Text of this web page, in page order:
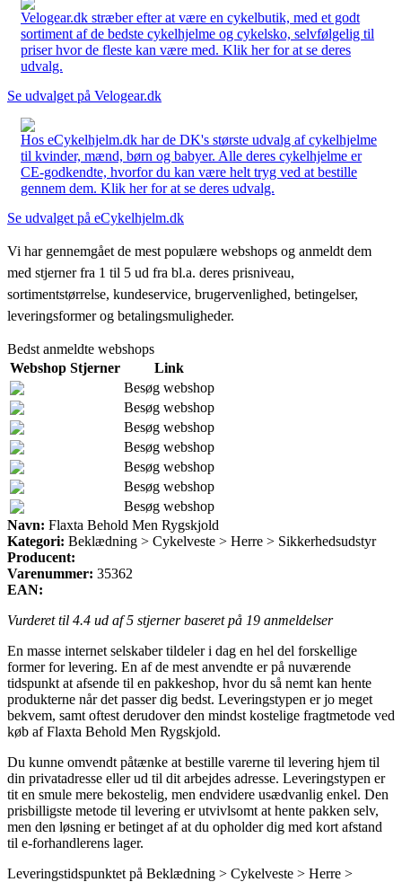
Velogear.dk stræber efter at være en cykelbutik, med et godt
sortiment af de bedste cykelhjelme og cykelsko, selvfølgelig til
priser hvor de fleste kan være med. Klik her for at se deres
udvalg.
Se udvalget på Velogear.dk
Hos eCykelhjelm.dk har de DK's største udvalg af cykelhjelme
til kvinder, mænd, børn og babyer. Alle deres cykelhjelme er
CE-godkendte, hvorfor du kan være helt tryg ved at bestille
gennem dem. Klik her for at se deres udvalg.
Se udvalget på eCykelhjelm.dk
Vi har gennemgået de mest populære webshops og anmeldt dem
med stjerner fra 1 til 5 ud fra bl.a. deres prisniveau,
sortimentstørrelse, kundeservice, brugervenlighed, betingelser,
leveringsformer og betalingsmuligheder.
Bedst anmeldte webshops
Webshop Stjerner
Link
Besøg webshop
Besøg webshop
Besøg webshop
Besøg webshop
Besøg webshop
Besøg webshop
Besøg webshop
Navn: Flaxta Behold Men Rygskjold
Kategori: Beklædning > Cykelveste > Herre > Sikkerhedsudstyr
Producent:
Varenummer: 35362
EAN:
Vurderet til 4.4 ud af 5 stjerner baseret på 19 anmeldelser
En masse internet selskaber tildeler i dag en hel del forskellige
former for levering. En af de mest anvendte er på nuværende
tidspunkt at afsende til en pakkeshop, hvor du så nemt kan hente
produkterne når det passer dig bedst. Leveringstypen er jo meget
bekvem, samt oftest derudover den mindst kostelige fragtmetode ved
køb af Flaxta Behold Men Rygskjold.
Du kunne omvendt påtænke at bestille varerne til levering hjem til
din privatadresse eller ud til dit arbejdes adresse. Leveringstypen er
tit en smule mere bekostelig, men endvidere usædvanlig enkel. Den
prisbilligste metode til levering er utvivlsomt at hente pakken selv,
men den løsning er betinget af at du opholder dig med kort afstand
til e-forhandlerens lager.
Leveringstidspunktet på Beklædning > Cykelveste > Herre >